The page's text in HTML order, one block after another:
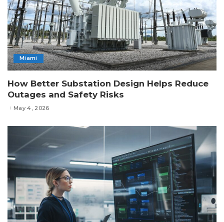
Miami
How Better Substation Design Helps Reduce
Outages and Safety Risks
May 4, 2026